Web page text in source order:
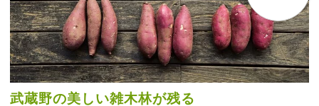
武蔵野の美しい雑木林が残る